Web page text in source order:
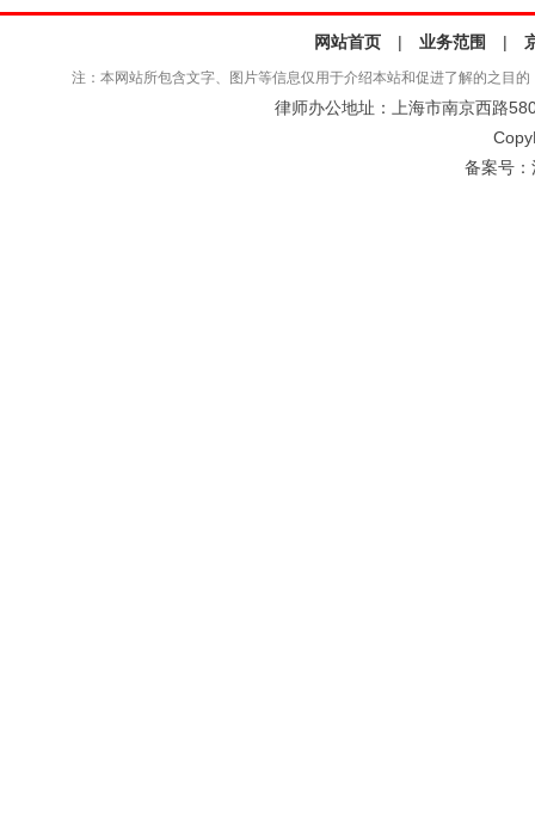
网站首页 | 业务范围 |
注：本网站所包含文字、图片等信息仅用于介绍本站和促进了解的之目
律师办公地址：上海市南京西路
备案号：